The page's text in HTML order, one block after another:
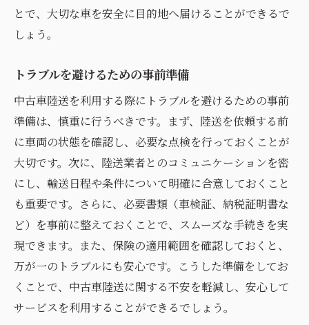
とで、大切な車を安全に目的地へ届けることができるで
しょう。
トラブルを避けるための事前準備
中古車陸送を利用する際にトラブルを避けるための事前
準備は、慎重に行うべきです。まず、陸送を依頼する前
に車両の状態を確認し、必要な点検を行っておくことが
大切です。次に、陸送業者とのコミュニケーションを密
にし、輸送日程や条件について明確に合意しておくこと
も重要です。さらに、必要書類（車検証、納税証明書な
ど）を事前に整えておくことで、スムーズな手続きを実
現できます。また、保険の適用範囲を確認しておくと、
万が一のトラブルにも安心です。こうした準備をしてお
くことで、中古車陸送に関する不安を軽減し、安心して
サービスを利用することができるでしょう。